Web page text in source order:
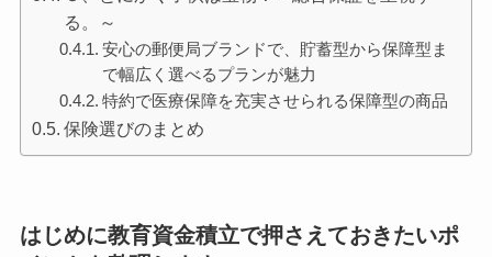
る。～
安心の郵便局ブランドで、貯蓄型から保障型ま
で幅広く選べるプランが魅力
特約で医療保障を充実させられる保障型の商品
保険選びのまとめ
はじめに教育資金積立で押さえておきたいポ